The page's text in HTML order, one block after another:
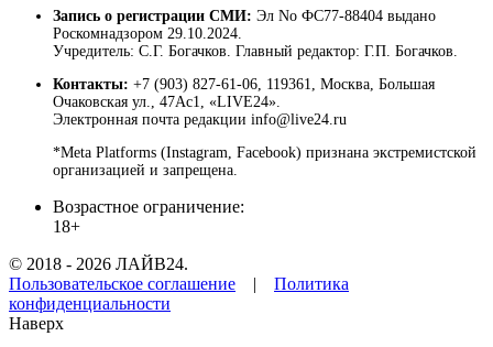
Запись о регистрации СМИ: Эл No ФС77-88404 выдано
Роскомнадзором 29.10.2024.
Учредитель: С.Г. Богачков. Главный редактор: Г.П. Богачков.
Контакты: +7 (903) 827-61-06, 119361, Москва, Большая
Очаковская ул., 47Ас1, «LIVE24».
Электронная почта редакции info@live24.ru
*Meta Platforms (Instagram, Facebook) признана экстремистской
организацией и запрещена.
Возрастное ограничение:
18+
© 2018 - 2026 ЛАЙВ24.
Пользовательское соглашение | Политика
конфиденциальности
Наверх